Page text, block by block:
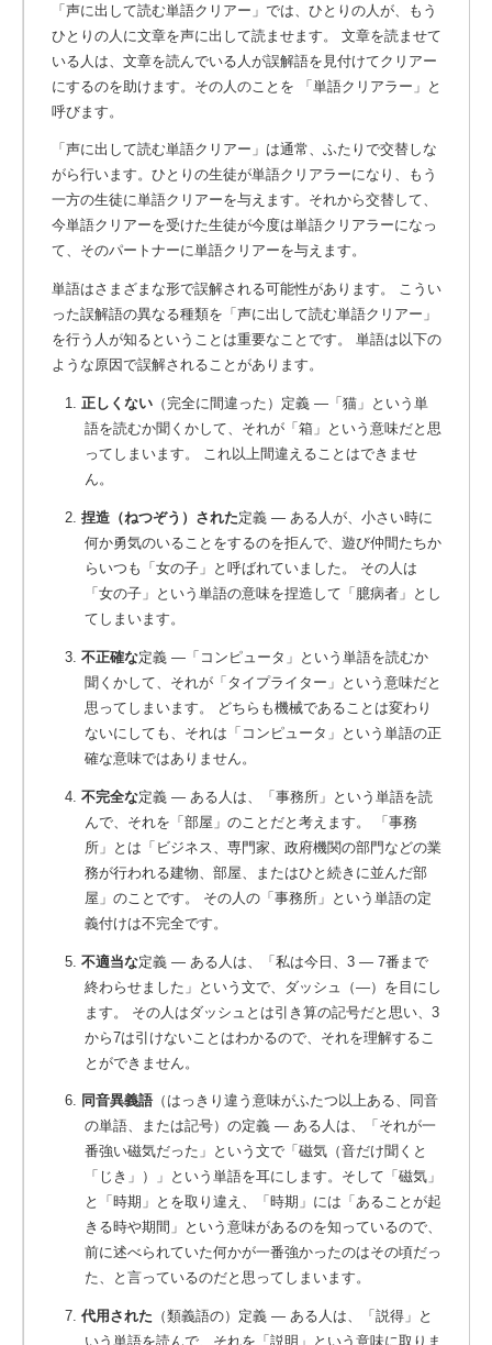
「声に出して読む単語クリアー」では、ひとりの人が、もう
ひとりの人に文章を声に出して読ませます。 文章を読ませて
いる人は、文章を読んでいる人が誤解語を見付けてクリアー
にするのを助けます。その人のことを 「単語クリアラー」と
呼びます。
「声に出して読む単語クリアー」は通常、ふたりで交替しな
がら行います。ひとりの生徒が単語クリアラーになり、もう
一方の生徒に単語クリアーを与えます。それから交替して、
今単語クリアーを受けた生徒が今度は単語クリアラーになっ
て、そのパートナーに単語クリアーを与えます。
単語はさまざまな形で誤解される可能性があります。 こうい
った誤解語の異なる種類を「声に出して読む単語クリアー」
を行う人が知るということは重要なことです。 単語は以下の
ような原因で誤解されることがあります。
1. 正しくない （完全に間違った）定義 ―「猫」という単
語を読むか聞くかして、それが「箱」という意味だと思
ってしまいます。
これ以上間違えることはできませ
ん。
2. 捏造（ねつぞう）された定義 ― ある人が、小さい時に
何か勇気のいることをするのを拒んで、遊び仲間たちか
らいつも「女の子」と呼ばれていました。
その人は
「女の子」という単語の意味を捏造して「臆病者」とし
てしまいます。
3. 不正確な定義 ―「コンピュータ」という単語を読むか
聞くかして、それが「タイプライター」という意味だと
思ってしまいます。
どちらも機械であることは変わり
ないにしても、それは「コンピュータ」という単語の正
確な意味ではありません。
4. 不完全な定義 ― ある人は、「事務所」という単語を読
んで、それを「部屋」のことだと考えます。
「事務
所」とは「ビジネス、専門家、政府機関の部門などの業
務が行われる建物、部屋、またはひと続きに並んだ部
屋」のことです。 その人の「事務所」という単語の定
義付けは不完全です。
5. 不適当な定義 ― ある人は、「私は今日、3 ― 7番まで
終わらせました」という文で、ダッシュ（―）を目にし
ます。
その人はダッシュとは引き算の記号だと思い、3
から7は引けないことはわかるので、それを理解するこ
とができません。
6. 同音異義語（はっきり違う意味がふたつ以上ある、同音
の単語、または記号）の定義 ― ある人は、「それが一
番強い磁気だった」という文で「磁気（音だけ聞くと
「じき」）」という単語を耳にします。そして「磁気」
と「時期」とを取り違え、「時期」には「あることが起
きる時や期間」という意味があるのを知っているので、
前に述べられていた何かが一番強かったのはその頃だっ
た、と言っているのだと思ってしまいます。
7. 代用された （類義語の）定義 ― ある人は、「説得」と
いう単語を読んで、それを「説明」という意味に取りま